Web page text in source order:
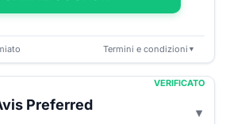
Termini e condizioni ▼
VERIFICATO
Preferred